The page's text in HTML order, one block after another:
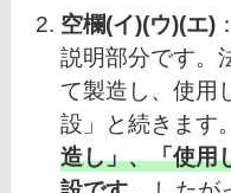
空欄(イ)(ウ)(エ)
説明部分です。
て製造し、使用
設」と続きます
造し」、「使用